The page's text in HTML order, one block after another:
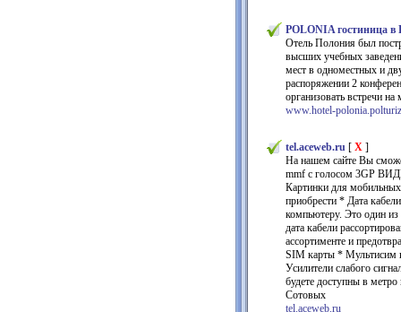
POLONIA гостиница
Отель Полония был
высших учебных
мест в одноместных и
распоряжении 2
организовать встречи на
www.hotel-
tel.aceweb.ru [ X ]
На нашем сайте Вы
mmf с голосом 3GP
Картинки для
приобрести * Дата
компьютеру. Это один из
дата кабели
ассортименте и
SIM карты * Мультисим
Усилители слабого
будете доступны в
Сотовых
tel.aceweb.ru